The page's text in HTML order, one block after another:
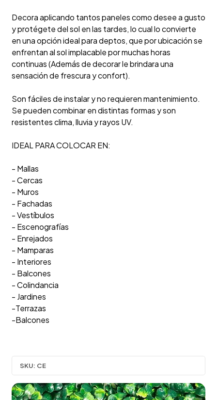
Decora aplicando tantos paneles como desee a gusto
y protégete del sol en las tardes, lo cual lo convierte
en una opción ideal para deptos, que por ubicación se
enfrentan al sol implacable por muchas horas
continuas (Además de decorar le brindara una
sensación de frescura y confort).
Son fáciles de instalar y no requieren mantenimiento.
Se pueden combinar en distintas formas y son
resistentes clima, lluvia y rayos UV.
IDEAL PARA COLOCAR EN:
- Mallas
- Cercas
- Muros
- Fachadas
- Vestíbulos
- Escenografías
- Enrejados
- Mamparas
- Interiores
- Balcones
- Colindancia
- Jardines
-Terrazas
-Balcones
SKU: CE